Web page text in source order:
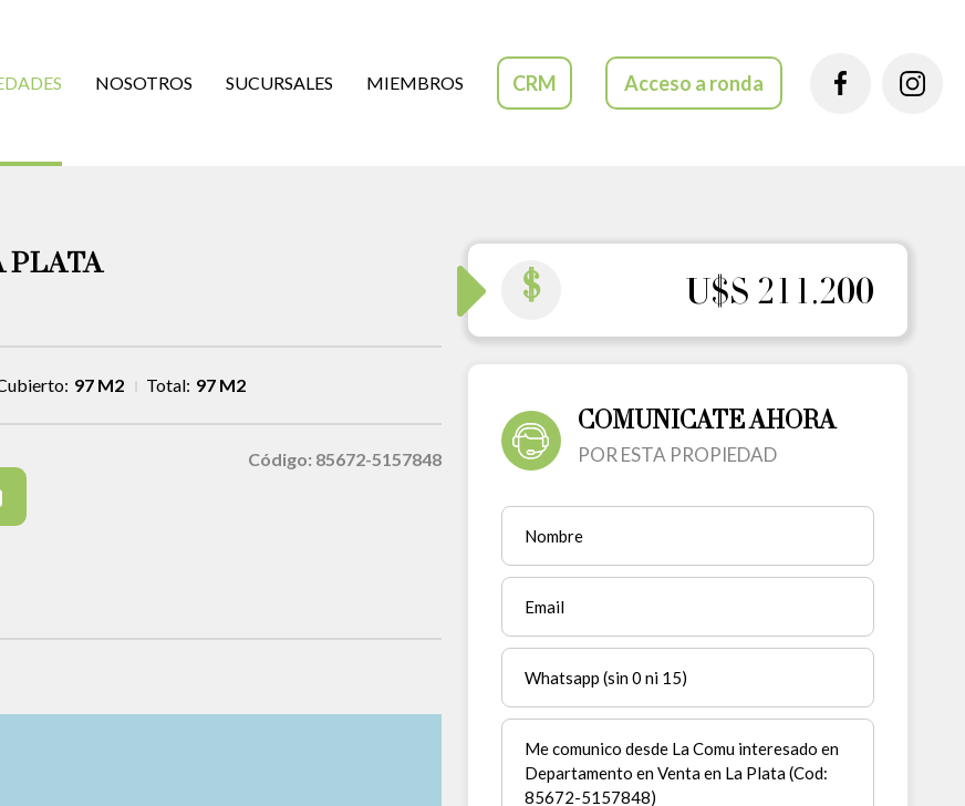
NOSOTROS SUCURSALES MIEMBROS CRM Acceso a ronda
PLATA
97 M2 Total: 97 M2
Código: 85672-5157848
$ U$S 211.200
COMUNICATE AHORA
POR ESTA PROPIEDAD